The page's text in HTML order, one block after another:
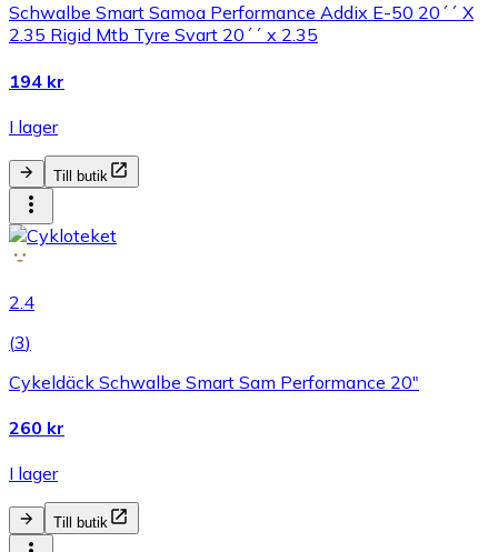
Schwalbe Smart Samoa Performance Addix E-50 20´´ X
2.35 Rigid Mtb Tyre Svart 20´´ x 2.35
194 kr
I lager
Till butik
2.4
(3)
Cykeldäck Schwalbe Smart Sam Performance 20"
260 kr
I lager
Till butik